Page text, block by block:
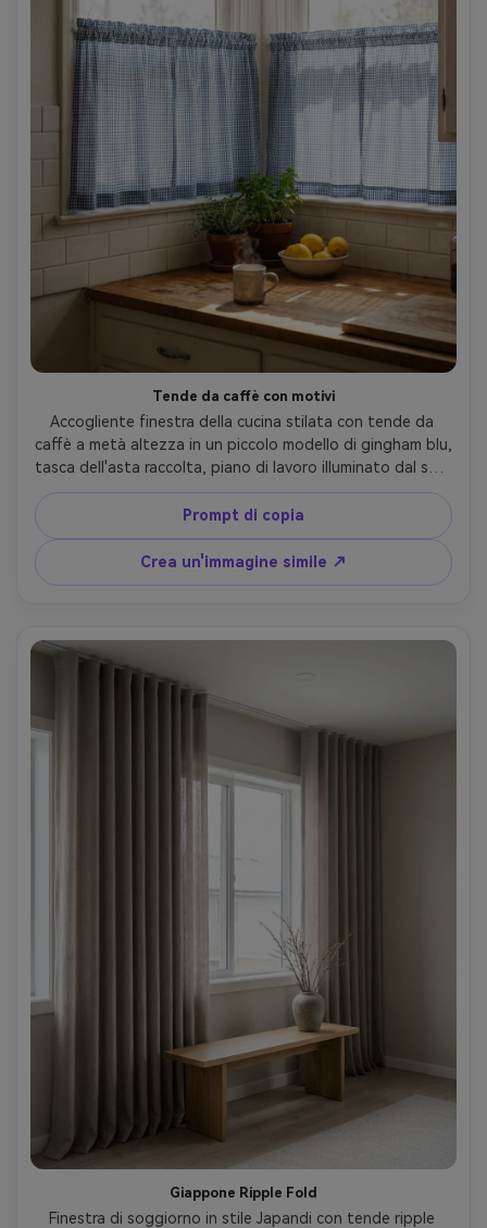
Tende da caffè con motivi
Accogliente finestra della cucina stilata con tende da
caffè a metà altezza in un piccolo modello di gingham blu,
tasca dell'asta raccolta, piano di lavoro illuminato dal sole
con una tazza e limoni, luce brillante di mezzogiorno che
lancia delicate ombre simili a griglia, backsplash bianco
della piastrella della metropolitana, fotografato su
Fujifilm GFX100, 45mm, f/3.5, caldo stile di vita atmosfera
interna, tessuto fotorealistico e cuciture- -ar 4:5
Prompt di copia
Crea un'immagine simile ↗
Giappone Ripple Fold
Finestra di soggiorno in stile Japandi con tende ripple